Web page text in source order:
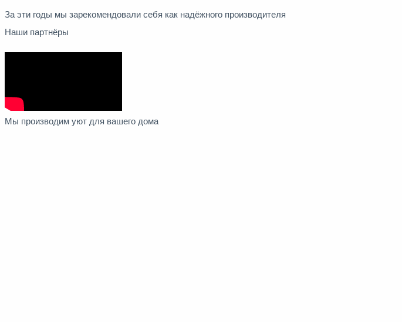
За эти годы мы зарекомендовали себя как надёжного производителя
Наши партнёры
Мы производим уют для вашего дома